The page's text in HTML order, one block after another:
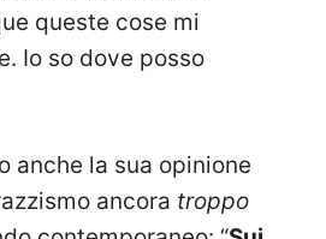
queste cose mi
Io so dove posso
anche la sua opinione
ancora troppo